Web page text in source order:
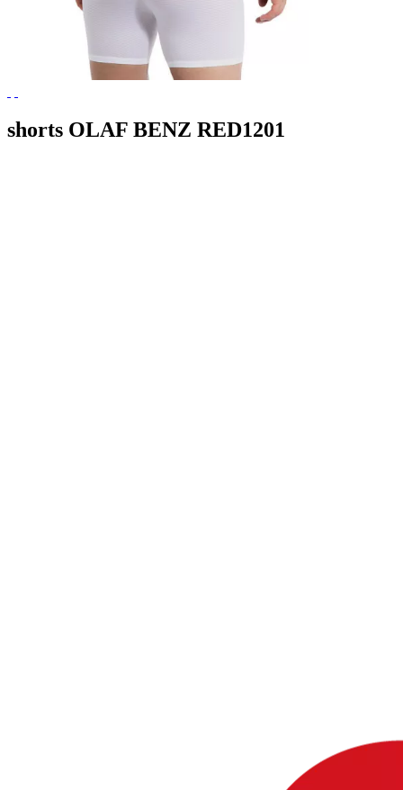
shorts OLAF BENZ RED1201